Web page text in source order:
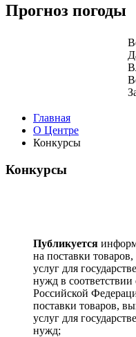
Прогноз погоды
Главная
О Центре
Конкурсы
Конкурсы
Публикуется
на поставки
услуг для
нужд в соответствии
Российской
поставки товаров,
услуг для
нужд;